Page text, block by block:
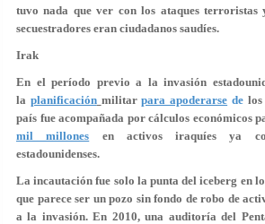
tuvo nada que ver con los ataques
secuestradores eran ciudadanos saudíes.
Irak
En el período previo a la invasión
la planificación militarpara apoderarse delos
país fue acompañada por cálculos económicos
mil millones en activos iraquíes ya
estadounidenses.
La incautación fue solo la punta del iceberg en
que parece ser un pozo sin fondo de robo de
a la invasión. En 2010, una auditoría del